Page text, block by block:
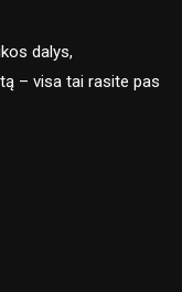
dalys,
– visa tai rasite pas